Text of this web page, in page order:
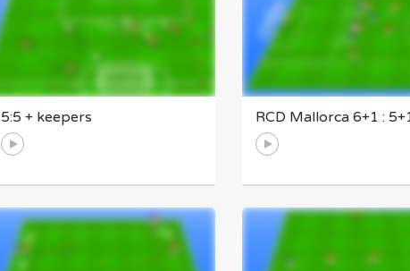
5:5 + keepers RCD Mallorca 6+1 :